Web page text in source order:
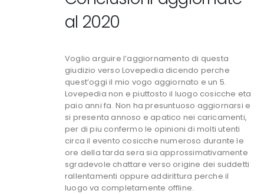
al 2020
Voglio arguire l’aggiornamento di questa
giudizio verso Lovepedia dicendo perche
quest’oggi il mio vogo aggiornato e un 5.
Lovepedia non e piuttosto il luogo cosicche eta
paio anni fa. Non ha presuntuoso aggiornarsi e
si presenta annoso e apatico nei caricamenti,
per di piu confermo le opinioni di molti utenti
circa il evento cosicche numeroso durante le
ore della tarda sera sia approssimativamente
sgradevole chattare verso origine dei suddetti
rallentamenti oppure addirittura perche il
luogo va completamente offline.